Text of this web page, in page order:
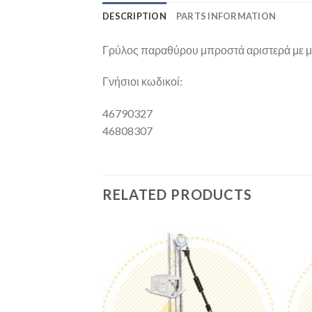
DESCRIPTION PARTS INFORMATION
Γρύλος παραθύρου μπροστά αριστερά με
Γνήσιοι κωδικοί:
46790327
46808307
RELATED PRODUCTS